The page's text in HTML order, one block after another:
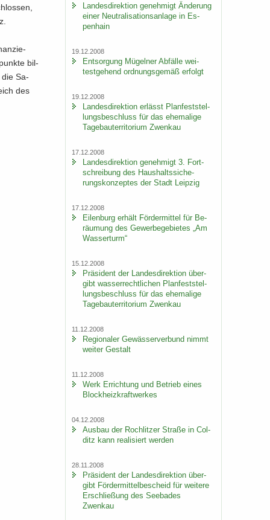
bil­
die Sa­
des
Lan­des­di­rek­ti­on ge­neh­migt Än­de­rung
einer Neu­tra­li­sa­ti­ons­an­la­ge in Es­
pen­hain
19.12.2008
Ent­sor­gung Mü­gel­ner Ab­fäl­le wei­
test­ge­hend ord­nungs­ge­mäß er­folgt
19.12.2008
Lan­des­di­rek­ti­on er­lässt Plan­fest­stel­
lungs­be­schluss für das ehe­ma­li­ge
Ta­ge­bau­ter­ri­to­ri­um Zwenkau
17.12.2008
Lan­des­di­rek­ti­on ge­neh­migt 3. Fort­
schrei­bung des Haus­halts­si­che­
rungs­kon­zep­tes der Stadt Leip­zig
17.12.2008
Ei­len­burg er­hält För­der­mit­tel für Be­
räu­mung des Ge­wer­be­ge­bie­tes „Am
Was­ser­turm“
15.12.2008
Prä­si­dent der Lan­des­di­rek­ti­on über­
gibt was­ser­recht­li­chen Plan­fest­stel­
lungs­be­schluss für das ehe­ma­li­ge
Ta­ge­bau­ter­ri­to­ri­um Zwenkau
11.12.2008
Re­gio­na­ler Ge­wäs­ser­ver­bund nimmt
wei­ter Ge­stalt
11.12.2008
Werk Er­rich­tung und Be­trieb eines
Block­heiz­kraft­wer­kes
04.12.2008
Aus­bau der Roch­lit­zer Stra­ße in Col­
ditz kann rea­li­siert wer­den
28.11.2008
Prä­si­dent der Lan­des­di­rek­ti­on über­
gibt För­der­mit­tel­be­scheid für wei­te­re
Er­schlie­ßung des See­ba­des
Zwenkau